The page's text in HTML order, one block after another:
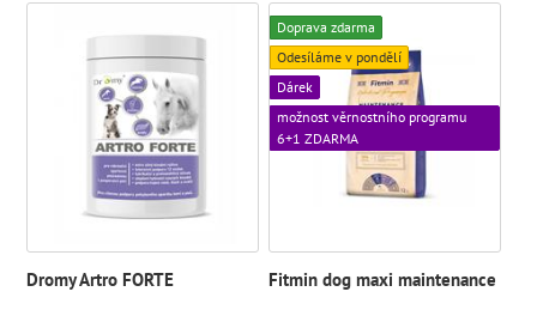
Dromy Artro FORTE
Doprava zdarma
Odesíláme v pondělí
Dárek
možnost věrnostního programu
6+1 ZDARMA
Fitmin dog maxi maintenance